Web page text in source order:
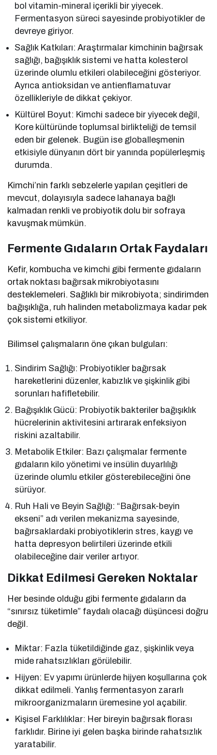
bol vitamin-mineral içerikli bir yiyecek.
Fermentasyon süreci sayesinde probiyotikler de
devreye giriyor.
Sağlık Katkıları: Araştırmalar kimchinin bağırsak
sağlığı, bağışıklık sistemi ve hatta kolesterol
üzerinde olumlu etkileri olabileceğini gösteriyor.
Ayrıca antioksidan ve antienflamatuvar
özellikleriyle de dikkat çekiyor.
Kültürel Boyut: Kimchi sadece bir yiyecek değil,
Kore kültüründe toplumsal birlikteliği de temsil
eden bir gelenek. Bugün ise globalleşmenin
etkisiyle dünyanın dört bir yanında popülerleşmiş
durumda.
Kimchi’nin farklı sebzelerle yapılan çeşitleri de
mevcut, dolayısıyla sadece lahanaya bağlı
kalmadan renkli ve probiyotik dolu bir sofraya
kavuşmak mümkün.
Fermente Gıdaların Ortak Faydaları
Kefir, kombucha ve kimchi gibi fermente gıdaların
ortak noktası bağırsak mikrobiyotasını
desteklemeleri. Sağlıklı bir mikrobiyota; sindirimden
bağışıklığa, ruh halinden metabolizmaya kadar pek
çok sistemi etkiliyor.
Bilimsel çalışmaların öne çıkan bulguları:
Sindirim Sağlığı: Probiyotikler bağırsak
hareketlerini düzenler, kabızlık ve şişkinlik gibi
sorunları hafifletebilir.
Bağışıklık Gücü: Probiyotik bakteriler bağışıklık
hücrelerinin aktivitesini artırarak enfeksiyon
riskini azaltabilir.
Metabolik Etkiler: Bazı çalışmalar fermente
gıdaların kilo yönetimi ve insülin duyarlılığı
üzerinde olumlu etkiler gösterebileceğini öne
sürüyor.
Ruh Hali ve Beyin Sağlığı: “Bağırsak-beyin
ekseni” adı verilen mekanizma sayesinde,
bağırsaklardaki probiyotiklerin stres, kaygı ve
hatta depresyon belirtileri üzerinde etkili
olabileceğine dair veriler artıyor.
Dikkat Edilmesi Gereken Noktalar
Her besinde olduğu gibi fermente gıdaların da
“sınırsız tüketimle” faydalı olacağı düşüncesi doğru
değil.
Miktar: Fazla tüketildiğinde gaz, şişkinlik veya
mide rahatsızlıkları görülebilir.
Hijyen: Ev yapımı ürünlerde hijyen koşullarına çok
dikkat edilmeli. Yanlış fermentasyon zararlı
mikroorganizmaların üremesine yol açabilir.
Kişisel Farklılıklar: Her bireyin bağırsak florası
farklıdır. Birine iyi gelen başka birinde rahatsızlık
yaratabilir.